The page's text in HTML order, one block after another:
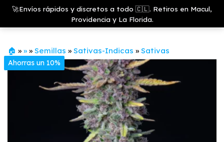
Saltar
contenido
🚀Envíos rápidos y discretos a todo 🇨🇱. Retiros en Macul,
Providencia y La Florida.
Growshop
& LED
Store
🏠 » » » Semillas » Sativas-Indicas » Sativas
Ahorras un 10%